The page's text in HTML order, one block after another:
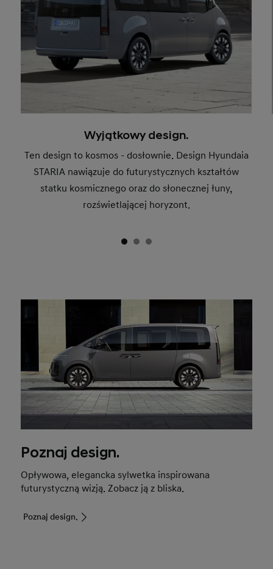
Wyjątkowy design.
Ten design to kosmos - dosłownie. Design Hyundaia
STARIA nawiązuje do futurystycznych kształtów
statku kosmicznego oraz do słonecznej łuny,
rozświetlającej horyzont.
Poznaj design.
Opływowa, elegancka sylwetka inspirowana
futurystyczną wizją. Zobacz ją z bliska.
Poznaj design.